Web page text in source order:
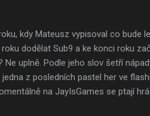
kdy Mateusz vypisoval co bude
dodělat Sub9 a ke konci roku
Ne uplně. Podle jeho slov šetří
z posledních pastel her ve
na JayIsGames se ptají